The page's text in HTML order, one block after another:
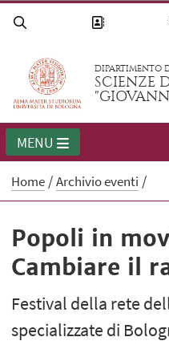
DIPARTIMENTO
SCIENZE
MENU
Home Archivio eventi
Popoli in
Cambiare il
Festival della rete
specializzate di